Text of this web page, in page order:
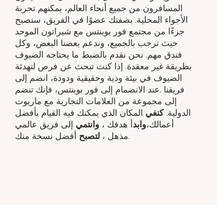
المسافرون من جميع أنحاء العالم، يمكنهم تجربة
الأجواء المحلية. بصفتك عضوًا في الفريق، ستصبح
جزءًا من مجتمع فور بوينتس مع شيراتون الموحد
حيث نرحب بالجميع، وندعم بعضنا البعض، وكل
فندق مهم. نحن نقدم بالضبط ما يحتاجه الضيوف
بطريقة غير معقدة. إذا كنت تبحث عن فرص لتهدئة
الضيوف في بيئة ودية وحقيقية ودودة، انضم إلى
فريقنا .عند الانضمام إلى فور بوينتس، فإنك تنضم
إلى مجموعة من العلامات التجارية مع ماريوت
الدولية.كنفي المكان الذي يمكنك فيه القيام بأفضل
أعمالك،وابدأ هدفك ​، وانتمي إلى فريق عالمي
مذهل ​، لتصبح أفضل نسخة منك.